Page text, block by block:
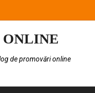
de promovări online